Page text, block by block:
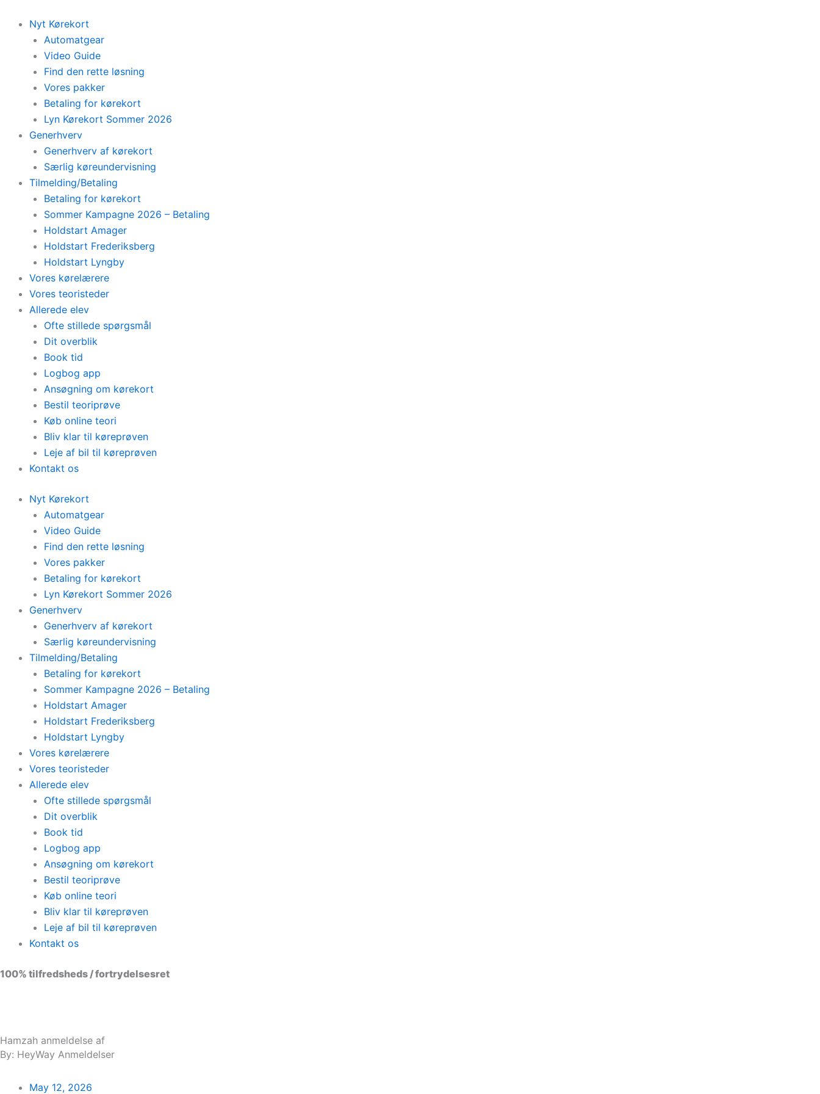
content
Nyt Kørekort
Automatgear
Video Guide
Find den rette løsning
Vores pakker
Betaling for kørekort
Lyn Kørekort Sommer 2026
Generhverv
Generhverv af kørekort
Særlig køreundervisning
Tilmelding/Betaling
Betaling for kørekort
Sommer Kampagne 2026 – Betaling
Holdstart Amager
Holdstart Frederiksberg
Holdstart Lyngby
Vores kørelærere
Vores teoristeder
Allerede elev
Ofte stillede spørgsmål
Dit overblik
Book tid
Logbog app
Ansøgning om kørekort
Bestil teoriprøve
Køb online teori
Bliv klar til køreprøven
Leje af bil til køreprøven
Kontakt os
Nyt Kørekort
Automatgear
Video Guide
Find den rette løsning
Vores pakker
Betaling for kørekort
Lyn Kørekort Sommer 2026
Generhverv
Generhverv af kørekort
Særlig køreundervisning
Tilmelding/Betaling
Betaling for kørekort
Sommer Kampagne 2026 – Betaling
Holdstart Amager
Holdstart Frederiksberg
Holdstart Lyngby
Vores kørelærere
Vores teoristeder
Allerede elev
Ofte stillede spørgsmål
Dit overblik
Book tid
Logbog app
Ansøgning om kørekort
Bestil teoriprøve
Køb online teori
Bliv klar til køreprøven
Leje af bil til køreprøven
Kontakt os
100% tilfredsheds / fortrydelsesret
Hamzah anmeldelse af
By: HeyWay Anmeldelser
May 12, 2026